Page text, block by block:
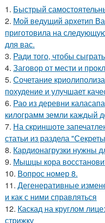
1. Быстрый
2. Мой ведущий архетип
приготовила на
для вас.
3. Ради того, чтобы
4. Заговор от мести и
5. Сочетание
похудение и улучшает
6. Рао из деревни
килограмм земли каждый
7. На скриншоте
статьи из раздела
8. Кардионагрузки нужны
9. Мышцы кора
10. Вопрос номер 8.
11. Дегенеративные
и как с ними справляться
12. Каскад на круглом
стрижку